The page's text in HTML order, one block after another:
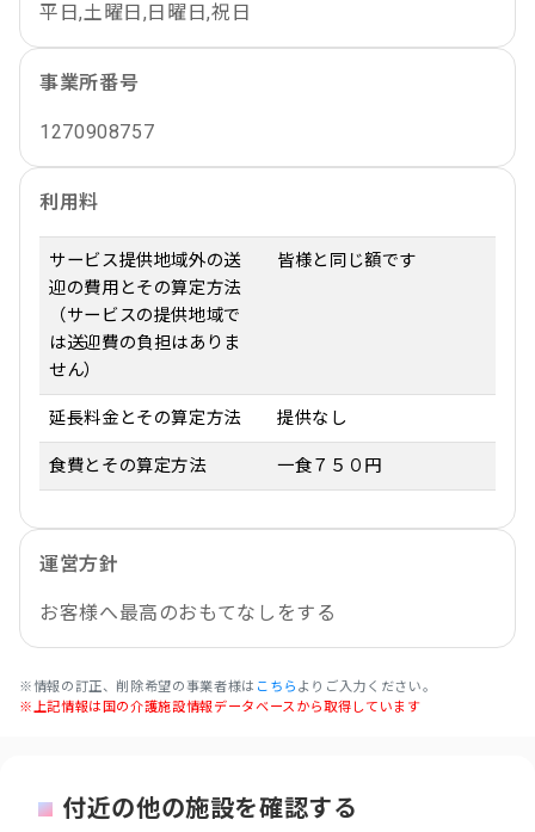
平日,土曜日,日曜日,祝日
事業所番号
1270908757
利用料
サービス提供地域外の送
迎の費用とその算定方法
（サービスの提供地域で
は送迎費の負担はありま
せん）
皆様と同じ額です
延長料金とその算定方法 提供なし
食費とその算定方法 一食７５０円
運営方針
お客様へ最高のおもてなしをする
※情報の訂正、削除希望の事業者様は こちら よりご入力ください。
※上記情報は国の介護施設情報データベースから取得しています
付近の他の施設を確認する